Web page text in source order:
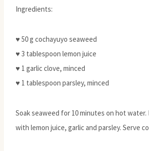
Ingredients:
♥ 50 g cochayuyo seaweed
♥ 3 tablespoon lemon juice
♥ 1 garlic clove, minced
♥ 1 tablespoon parsley, minced
Soak seaweed for 10 minutes on hot water.
with lemon juice, garlic and parsley. Serve